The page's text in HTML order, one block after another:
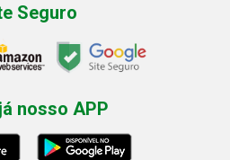
Seguro
nosso APP